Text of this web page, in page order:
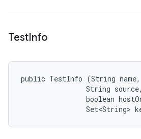
TestInfo
public TestInfo (String name,
String
boolean
Set<String>